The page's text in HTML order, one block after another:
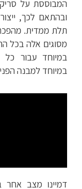
המבוססת על
ובהתאם לכך,
תלת ממדית.
מסוגים אלה בכל
במיוחד עבור כל
במיוחד למבנה
דמיינו מצב